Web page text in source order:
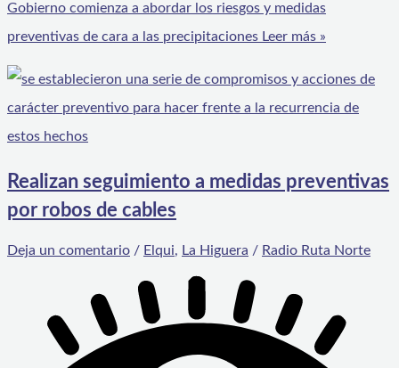
Gobierno comienza a abordar los riesgos y medidas
preventivas de cara a las precipitaciones Leer más »
Realizan seguimiento a medidas preventivas
por robos de cables
Deja un comentario / Elqui, La Higuera / Radio Ruta Norte